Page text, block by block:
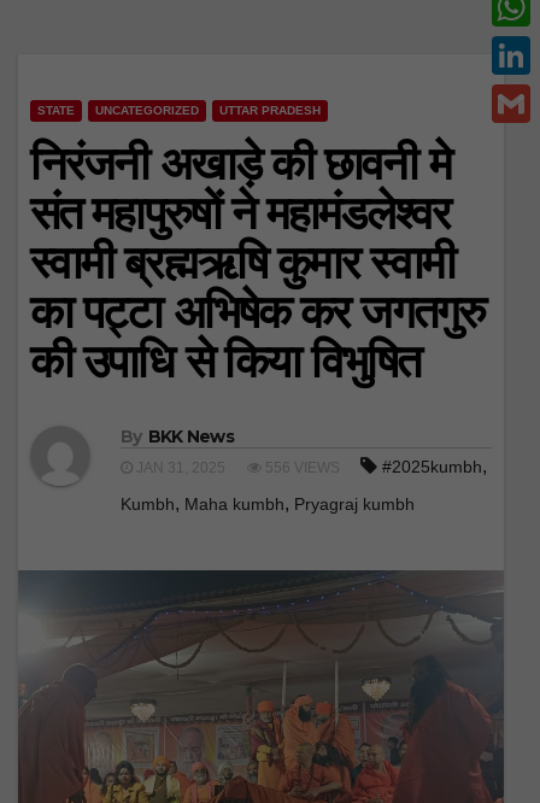
STATE UNCATEGORIZED UTTAR PRADESH
निरंजनी अखाड़े की छावनी मे
संत महापुरुषों ने महामंडलेश्वर
स्वामी ब्रह्मऋषि कुमार स्वामी
का पट्टा अभिषेक कर जगतगुरु
की उपाधि से किया विभुषित
By BKK News
JAN 31, 2025 556 VIEWS #2025kumbh,
Kumbh, Maha kumbh, Pryagraj kumbh
c
e
w
i
W
h
a
L